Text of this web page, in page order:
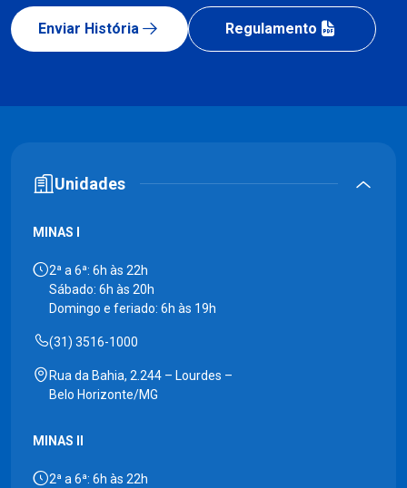
Enviar História Regulamento
Unidades
MINAS I
2ª a 6ª: 6h às 22h
Sábado: 6h às 20h
Domingo e feriado: 6h às 19h
(31) 3516-1000
Rua da Bahia, 2.244 – Lourdes –
Belo Horizonte/MG
MINAS II
2ª a 6ª: 6h às 22h